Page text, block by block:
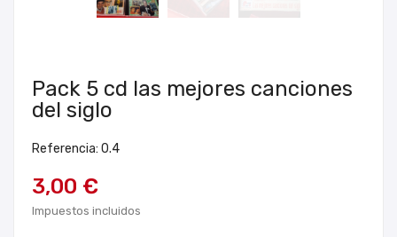
Pack 5 cd las mejores canciones
del siglo
Referencia: 0.4
3,00 €
Impuestos incluidos